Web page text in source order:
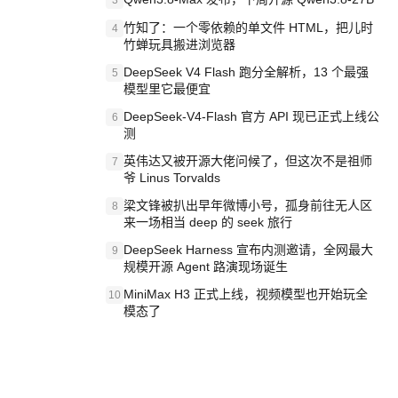
4 竹知了：一个零依赖的单文件 HTML，把儿时
竹蝉玩具搬进浏览器
5 DeepSeek V4 Flash 跑分全解析，13 个最强
模型里它最便宜
6 DeepSeek-V4-Flash 官方 API 现已正式上线公
测
7 英伟达又被开源大佬问候了，但这次不是祖师
爷 Linus Torvalds
8 梁文锋被扒出早年微博小号，孤身前往无人区
来一场相当 deep 的 seek 旅行
9 DeepSeek Harness 宣布内测邀请，全网最大
规模开源 Agent 路演现场诞生
10 MiniMax H3 正式上线，视频模型也开始玩全
模态了